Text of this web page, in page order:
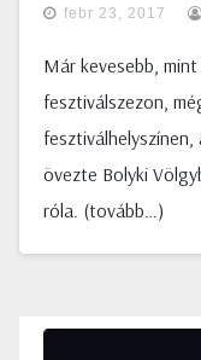
febr 23, 2017
Már kevesebb,
fesztiválszezon,
övezte Bolyki
róla. (tovább…)